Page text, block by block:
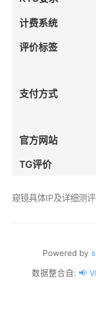
计费系统
评价标签
支付方式
官方网站
TG评价
窥镜具体IP及详细测
Powered by
数据整合自: 📢